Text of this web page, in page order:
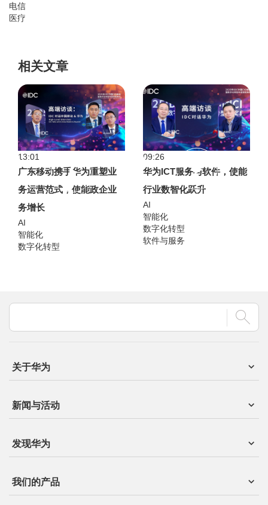
电信
医疗
相关文章
13:01
广东移动携手华为重塑业
务运营范式，使能政企业
务增长
AI
智能化
数字化转型
09:26
华为ICT服务与软件，使能
行业数智化跃升
AI
智能化
数字化转型
软件与服务
关于华为
新闻与活动
发现华为
我们的产品